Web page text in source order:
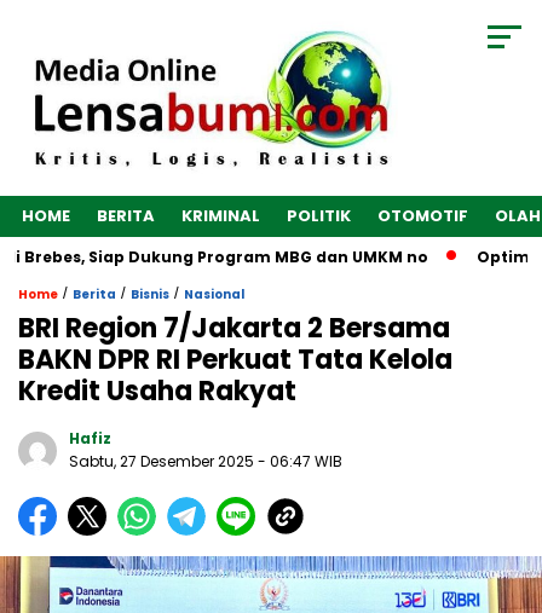
HOME BERITA KRIMINAL POLITIK OTOMOTIF
Siap Dukung Program MBG dan UMKM no
Home / Berita / Bisnis / Nasional
BRI Region 7/Jakarta 2 Bersama
BAKN DPR RI Perkuat Tata Kelola
Kredit Usaha Rakyat
Hafiz
Sabtu, 27 Desember 2025 - 06:47 WIB